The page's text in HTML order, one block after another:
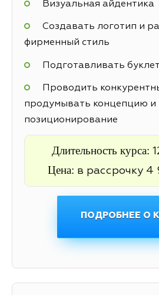
Визуальная айдентика
Создавать логотип и
фирменный стиль
Подготавливать
Проводить
продумывать концепцию и
позиционирование
Длительность курса:
Цена: в рассрочку
ПОДРОБНЕЕ О